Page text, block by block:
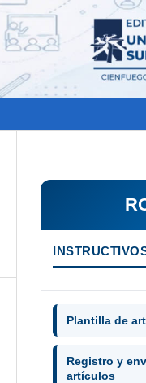
Plantilla de
Registro y
artículos